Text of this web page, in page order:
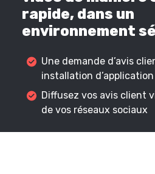
rapide, dans un
environnement
Une demande d’avis
installation d’application
Diffusez vos avis client
de vos réseaux sociaux